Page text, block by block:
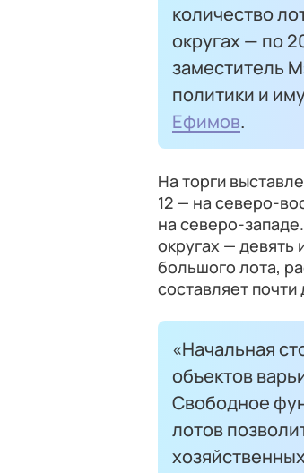
количество
округах — по
заместитель
политики и
Ефимов.
На торги
12 — на северо-
на северо-
округах — девять
большого лота,
составляет
«Начальная
объектов
Свободное
лотов